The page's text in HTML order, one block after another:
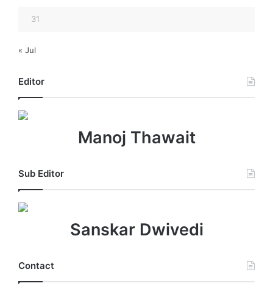
31
« Jul
Editor
Manoj Thawait
Sub Editor
Sanskar Dwivedi
Contact